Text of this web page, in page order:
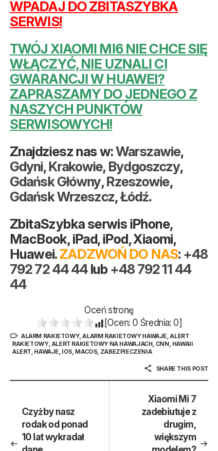
WPADAJ DO ZBITASZYBKA
SERWIS!
TWÓJ XIAOMI MI6 NIE CHCE SIĘ
WŁĄCZYĆ, NIE UZNALI CI
GWARANCJI W HUAWEI?
ZAPRASZAMY DO JEDNEGO Z
NASZYCH PUNKTÓW
SERWISOWYCH!
Znajdziesz nas w:Warszawie,
Gdyni,Krakowie, Bydgoszczy,
Gdańsk Główny,Rzeszowie,
Gdańsk Wrzeszcz,Łódź.
ZbitaSzybka serwis iPhone,
MacBook, iPad, iPod, Xiaomi,
Huawei.ZADZWOŃ DO NAS: +48
792 72 44 44lub +48 792 11 44
44
Oceń stronę
[Ocen: 0 Średnia: 0]
ALARM RAKIETOWY,ALARM RAKIETOWY HAWAJE ,ALERT
RAKIETOWY, ALERT RAKIETOWY NA HAWAJACH CNN HAWAII
ALERT HAWAJE IOS MACOS, ZABEZPIECZENIA
SHARE THIS POST
Czyżby nasz
rodak od ponad
10 lat wykradał
Xiaomi Mi 7
zadebiutuje z
drugim,
większym